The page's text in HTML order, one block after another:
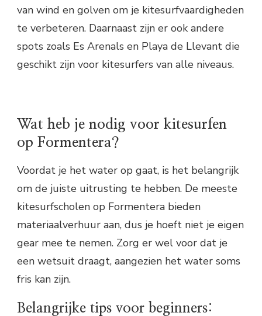
van wind en golven om je kitesurfvaardigheden
te verbeteren. Daarnaast zijn er ook andere
spots zoals Es Arenals en Playa de Llevant die
geschikt zijn voor kitesurfers van alle niveaus.
Wat heb je nodig voor kitesurfen
op Formentera?
Voordat je het water op gaat, is het belangrijk
om de juiste uitrusting te hebben. De meeste
kitesurfscholen op Formentera bieden
materiaalverhuur aan, dus je hoeft niet je eigen
gear mee te nemen. Zorg er wel voor dat je
een wetsuit draagt, aangezien het water soms
fris kan zijn.
Belangrijke tips voor beginners: